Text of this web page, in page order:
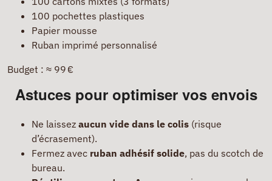
100 pochettes plastiques
Papier mousse
Ruban imprimé personnalisé
Budget : ≈ 99 €
Astuces pour optimiser vos envois
Ne laissez aucun vide dans le colis (risque
d’écrasement).
Fermez avec ruban adhésif solide, pas du scotch de
bureau.